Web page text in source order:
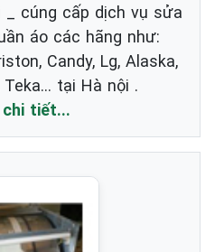
_ cúng cấp dịch vụ sửa
áo các hãng như:
Candy, Lg, Alaska,
Teka... tại Hà nội .
chi tiết...